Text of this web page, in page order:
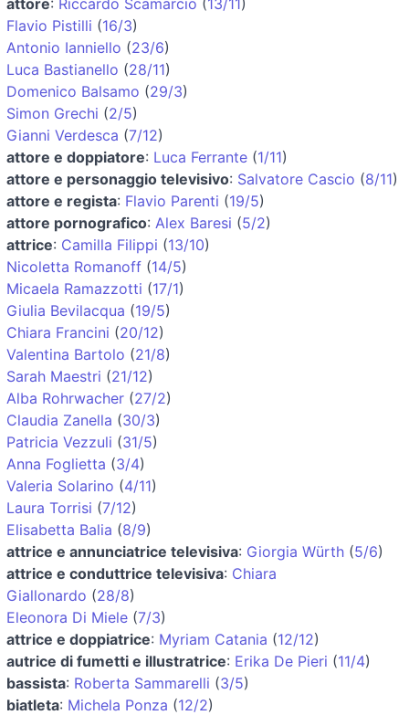
Flavio Pistilli (16/3)
Antonio Ianniello (23/6)
Luca Bastianello (28/11)
Domenico Balsamo (29/3)
Simon Grechi (2/5)
Gianni Verdesca (7/12)
attore e doppiatore: Luca Ferrante (1/11)
attore e personaggio televisivo: Salvatore Cascio (8/11)
attore e regista: Flavio Parenti (19/5)
attore pornografico: Alex Baresi (5/2)
attrice: Camilla Filippi (13/10)
Nicoletta Romanoff (14/5)
Micaela Ramazzotti (17/1)
Giulia Bevilacqua (19/5)
Chiara Francini (20/12)
Valentina Bartolo (21/8)
Sarah Maestri (21/12)
Alba Rohrwacher (27/2)
Claudia Zanella (30/3)
Patricia Vezzuli (31/5)
Anna Foglietta (3/4)
Valeria Solarino (4/11)
Laura Torrisi (7/12)
Elisabetta Balia (8/9)
attrice e annunciatrice televisiva: Giorgia Würth (5/6)
attrice e conduttrice televisiva: Chiara
Giallonardo (28/8)
Eleonora Di Miele (7/3)
attrice e doppiatrice: Myriam Catania (12/12)
autrice di fumetti e illustratrice: Erika De Pieri (11/4)
bassista: Roberta Sammarelli (3/5)
biatleta: Michela Ponza (12/2)